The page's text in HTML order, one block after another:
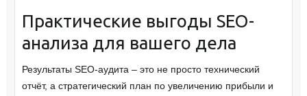
Практические выгоды SEO-
анализа для вашего дела
Результаты SEO-аудита – это не просто технический
отчёт, а стратегический план по увеличению прибыли и